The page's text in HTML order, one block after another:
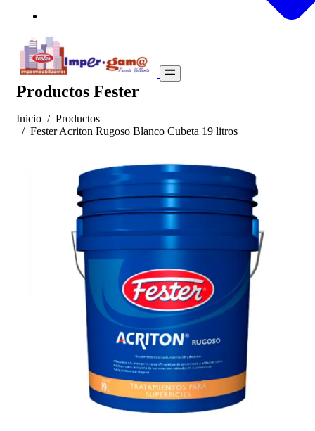
Productos Fester
Inicio
Productos
Fester Acriton Rugoso Blanco Cubeta 19 litros